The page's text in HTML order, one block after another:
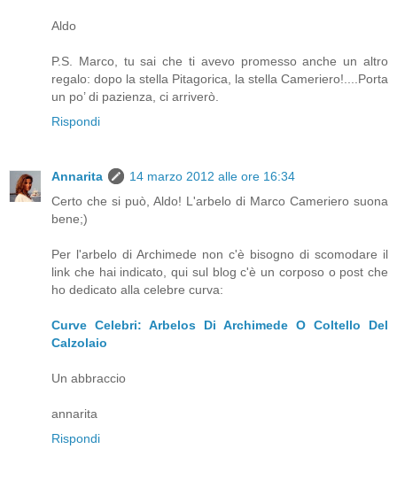
Aldo
P.S. Marco, tu sai che ti avevo promesso anche un altro
regalo: dopo la stella Pitagorica, la stella Cameriero!....Porta
un po’ di pazienza, ci arriverò.
Rispondi
Annarita
14 marzo 2012 alle ore 16:34
Certo che si può, Aldo! L'arbelo di Marco Cameriero suona
bene;)
Per l'arbelo di Archimede non c'è bisogno di scomodare il
link che hai indicato, qui sul blog c'è un corposo o post che
ho dedicato alla celebre curva:
Curve Celebri: Arbelos Di Archimede O Coltello Del
Calzolaio
Un abbraccio
annarita
Rispondi